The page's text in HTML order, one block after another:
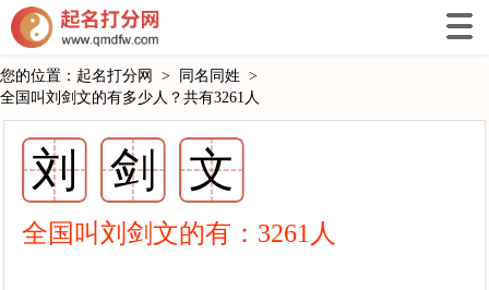
您的位置： 起名打分网 > 同名同姓 >
全国叫刘剑文的有多少人？共有3261人
刘 剑 文
全国叫刘剑文的有： 3261 人